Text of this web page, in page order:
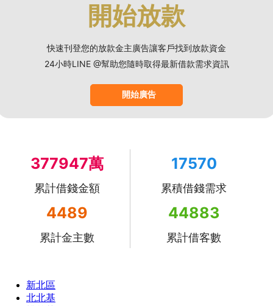
開始放款
快速刊登您的放款金主廣告讓客戶找到放款資金
24小時LINE @幫助您隨時取得最新借款需求資訊
開始廣告
377947萬
累計借錢金額
17570
累積借錢需求
4489
累計金主數
44883
累計借客數